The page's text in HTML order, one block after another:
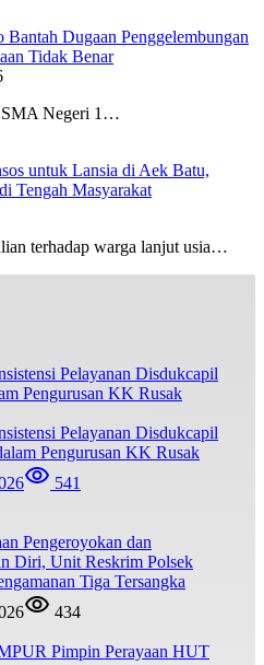
Dugaan Penggelembungan
Tidak Benar
SMA Negeri 1…
untuk Lansia di Aek Batu,
Tengah Masyarakat
terhadap warga lanjut usia…
Pelayanan Disdukcapil
Pengurusan KK Rusak
541
Pengeroyokan dan
Diri, Unit Reskrim Polsek
Tiga Tersangka
434
Pimpin Perayaan HUT